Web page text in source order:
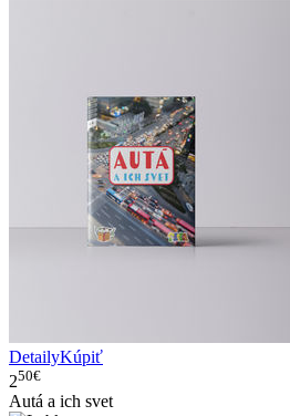
DetailyKúpiť
250€
Autá a ich svet